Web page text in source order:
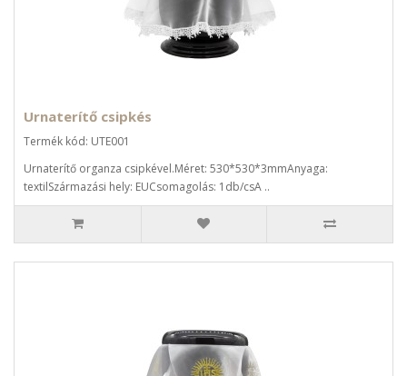
Urnaterítő csipkés
Termék kód: UTE001
Urnaterítő organza csipkével.Méret: 530*530*3mmAnyaga:
textilSzármazási hely: EUCsomagolás: 1db/csA ..